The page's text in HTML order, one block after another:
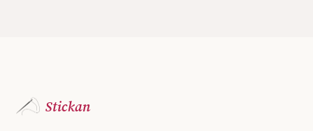
Stickan